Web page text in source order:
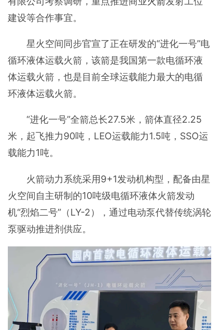
建设等合作事宜。
星火空间同步官宣了正在研发的“进化一号”电
循环液体运载火箭，该箭是我国第一款电循环液
体运载火箭，也是目前全球运载能力最大的电循
环液体运载火箭。
“进化一号”全箭总长27.5米，箭体直径2.25
米，起飞推力90吨，LEO运载能力1.5吨，SSO运
载能力1吨。
火箭动力系统采用9+1发动机构型，配备由星
火空间自主研制的10吨级电循环液体火箭发动
机“烈焰二号”（LY-2），通过电动泵代替传统涡轮
泵驱动推进剂供应。